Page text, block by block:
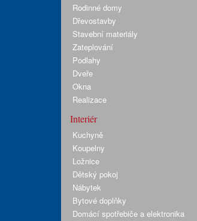
Rodinné domy
Dřevostavby
Stavební materiály
Zateplování
Podlahy
Dveře
Okna
Realizace
Interiér
Kuchyně
Koupelny
Ložnice
Dětský pokoj
Nábytek
Bytové doplňky
Domácí spotřebiče a elektronika